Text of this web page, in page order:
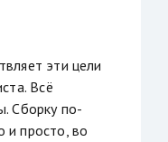
эти цели
Всё
Сборку по-
и просто, во